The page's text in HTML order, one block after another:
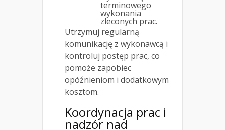
terminowego
wykonania
zleconych prac.
Utrzymuj regularną
komunikację z wykonawcą i
kontroluj postęp prac, co
pomoże zapobiec
opóźnieniom i dodatkowym
kosztom.
Koordynacja prac i
nadzór nad